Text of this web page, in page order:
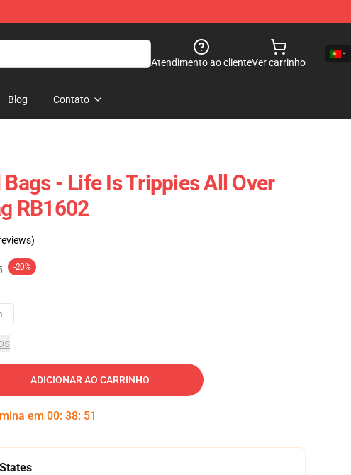
Atendimento ao clienteVer carrinho
Blog Contato
- Life Is Trippies All Over
RB1602
-20%
ADICIONAR AO CARRINHO
em 00: 38: 50